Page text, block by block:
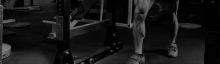
10X Athletic
Contact